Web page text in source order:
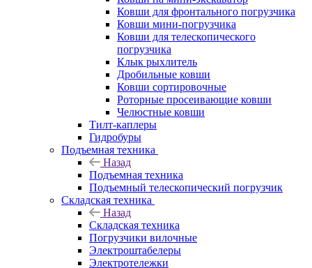
Ковши для фронтального погрузчика
Ковши мини-погрузчика
Ковши для телескопического
погрузчика
Клык рыхлитель
Дробильные ковши
Ковши сортировочные
Роторные просеивающие ковши
Челюстные ковши
Тилт-каплеры
Гидробуры
Подъемная техника
Назад
Подъемная техника
Подъемный телескопический погрузчик
Складская техника
Назад
Складская техника
Погрузчики вилочные
Электроштабелеры
Электротележки